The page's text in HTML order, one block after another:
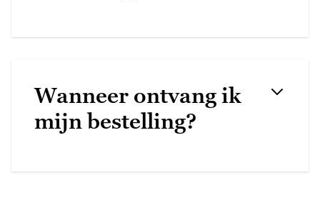
Wanneer ontvang ik
mijn bestelling?